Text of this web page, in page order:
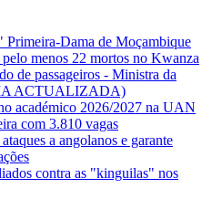
Dama de Moçambique
menos 22 mortos no Kwanza
de passageiros - Ministra da
ACTUALIZADA)
académico 2026/2027 na UAN
com 3.810 vagas
a angolanos e garante
contra as "kinguilas" nos